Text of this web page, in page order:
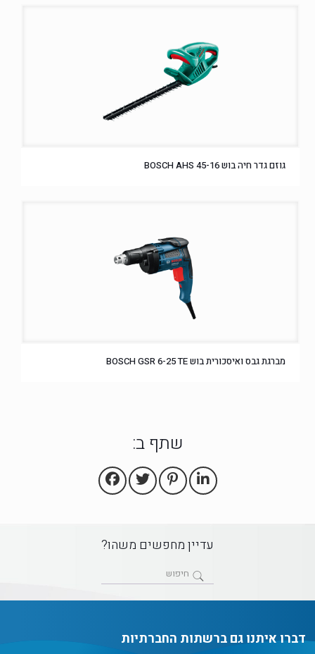
גוזם גדר חיה בוש BOSCH AHS 45-16
מברגת גבס ואיסכורית בוש BOSCH GSR 6-25 TE
שתף ב:
עדיין מחפשים משהו?
דברו איתנו גם ברשתות החברתיות